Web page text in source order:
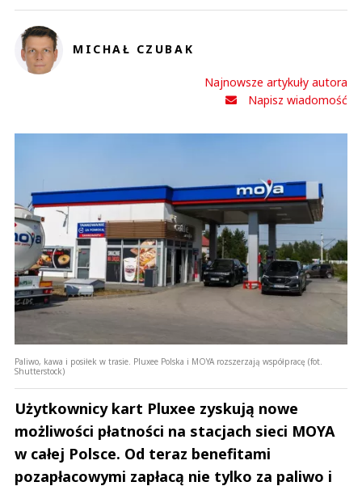
MICHAŁ CZUBAK
Najnowsze artykuły autora
Napisz wiadomość
Paliwo, kawa i posiłek w trasie. Pluxee Polska i MOYA rozszerzają współpracę (fot.
Shutterstock)
Użytkownicy kart Pluxee zyskują nowe
możliwości płatności na stacjach sieci MOYA
w całej Polsce. Od teraz benefitami
pozapłacowymi zapłacą nie tylko za paliwo i